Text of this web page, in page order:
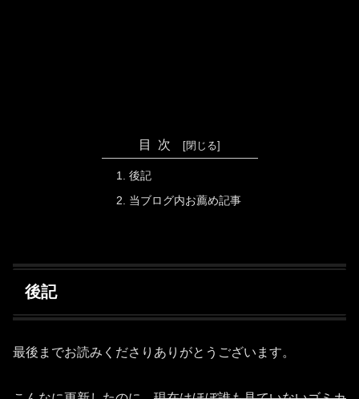
目次
後記
当ブログ内お薦め記事
後記
最後までお読みくださりありがとうございます。